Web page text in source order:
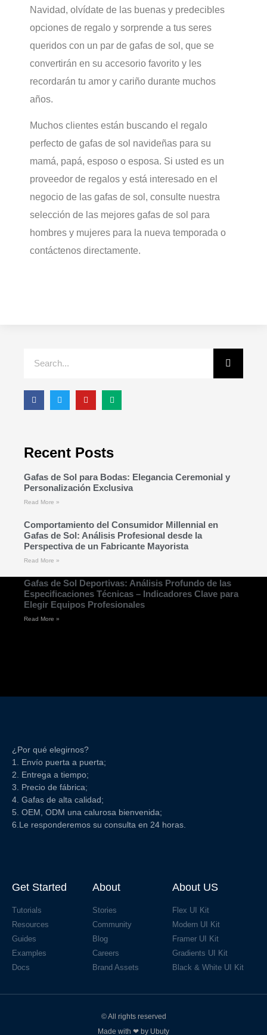
Navidad, olvídate de las buenas y predecibles
opciones de regalo y sorprende a tus seres
queridos con un par de gafas de sol, que se
convertirán en su accesorio favorito y les
recordarán tu amor y cariño durante muchos
años.
Muchos clientes están buscando el regalo
perfecto de gafas de sol navideñas para su
mamá, papá, esposo o esposa. Si usted es un
proveedor de regalos y está interesado en el
negocio de las gafas de sol, consulte nuestra
selección de las mejores gafas de sol para
hombres y mujeres para la nueva temporada o
contáctenos directamente.
Recent Posts
Gafas de Sol para Bodas: Elegancia Ceremonial y
Personalización Exclusiva
Read More »
Comportamiento del Consumidor Millennial en
Gafas de Sol: Análisis Profesional desde la
Perspectiva de un Fabricante Mayorista
Read More »
Gafas de Sol Deportivas: Análisis Profundo de las
Especificaciones Técnicas – Indicadores Clave para
Elegir Equipos Profesionales
Read More »
¿Por qué elegirnos?
1. Envío puerta a puerta;
2. Entrega a tiempo;
3. Precio de fábrica;
4. Gafas de alta calidad;
5. OEM, ODM una calurosa bienvenida;
6.Le responderemos su consulta en 24 horas.
Get Started
Tutorials
Resources
Guides
Examples
Docs
About
Stories
Community
Blog
Careers
Brand Assets
About US
Flex UI Kit
Modern UI Kit
Framer UI Kit
Gradients UI Kit
Black & White UI Kit
© All rights reserved
Made with ❤ by Ubuty